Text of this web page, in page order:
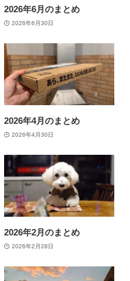
2026年6月のまとめ
2026年6月30日
2026年4月のまとめ
2026年4月30日
2026年2月のまとめ
2026年2月28日